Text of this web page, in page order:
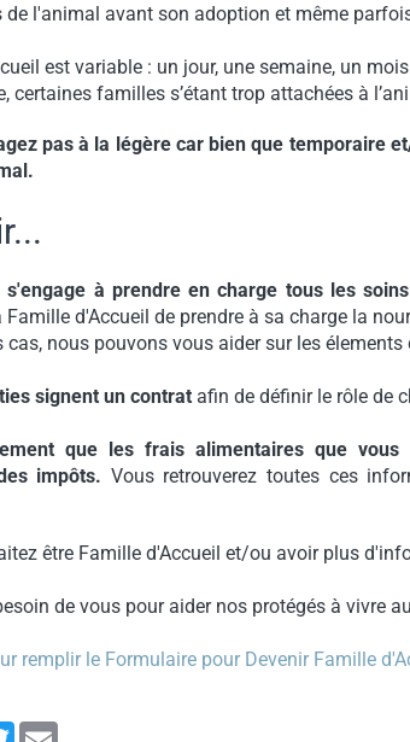
de l'animal avant son adoption et même
est variable : un jour, une semaine, un
certaines familles s’étant trop attachées à
pas à la légère car bien que temporaire
s'engage à prendre en charge tous les
d'Accueil de prendre à sa charge la
cas, nous pouvons vous aider sur les élements
signent un contrat afin de définir le rôle de
que les frais alimentaires que
impôts. Vous retrouverez toutes ces
être Famille d'Accueil et/ou avoir plus
de vous pour aider nos protégés à vivre
remplir le Formulaire pour Devenir Famille
Twitter